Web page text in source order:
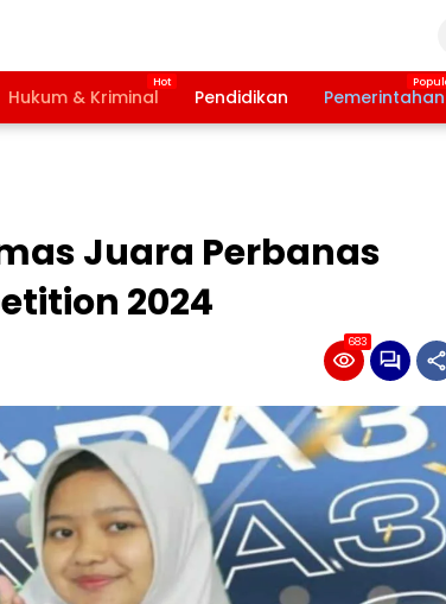
Hukum & Kriminal Pendidikan Pemerintahan
Juara Perbanas
2024
683